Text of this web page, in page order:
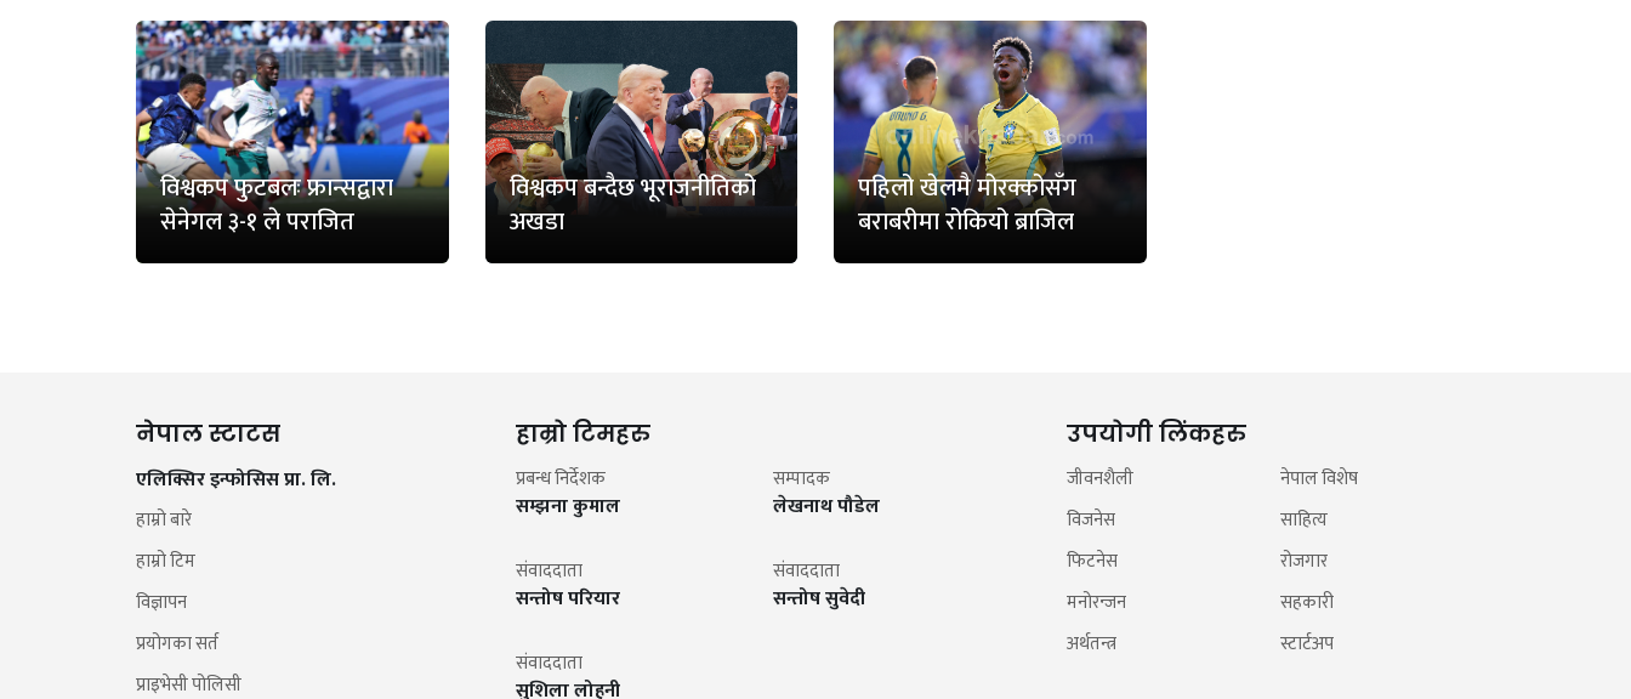
विश्वकप फुटबलः फ्रान्सद्वारा
सेनेगल ३-१ ले पराजित
विश्वकप बन्दैछ भूराजनीतिको
अखडा
पहिलो खेलमै मोरक्कोसँग
बराबरीमा रोकियो ब्राजिल
नेपाल स्टाटस
एलिक्सिर इन्फोसिस प्रा. लि.
हाम्रो बारे
हाम्रो टिम
विज्ञापन
प्रयोगका सर्त
प्राइभेसी पोलिसी
हाम्रो टिमहरु
प्रबन्ध निर्देशक
सम्झना कुमाल
सम्पादक
लेखनाथ पौडेल
संवाददाता
सन्तोष परियार
संवाददाता
सन्तोष सुवेदी
संवाददाता
सुशिला लोहनी
उपयोगी लिंकहरु
जीवनशैली
नेपाल विशेष
विजनेस
साहित्य
फिटनेस
रोजगार
मनोरन्जन
सहकारी
अर्थतन्त्र
स्टार्टअप